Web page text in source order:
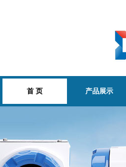
首 页 产品展示